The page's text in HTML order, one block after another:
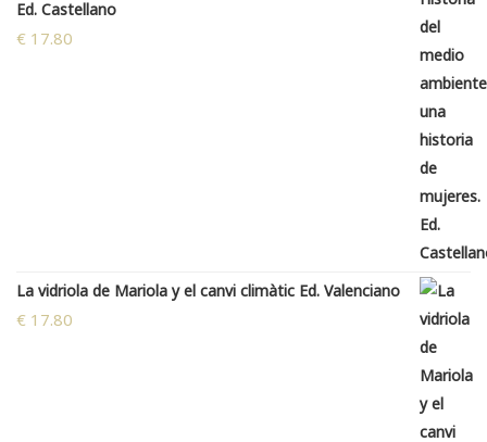
Ed. Castellano
€ 17.80
La vidriola de Mariola y el canvi climàtic Ed. Valenciano
€ 17.80